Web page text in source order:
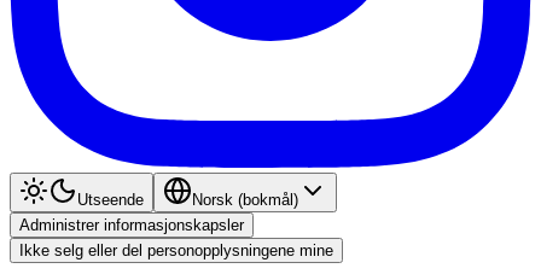
Utseende
Norsk (bokmål)
Administrer informasjonskapsler
Ikke selg eller del personopplysningene mine